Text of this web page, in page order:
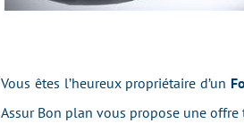
Vous êtes l’heureux propriétaire d’un
Assur Bon plan vous propose une